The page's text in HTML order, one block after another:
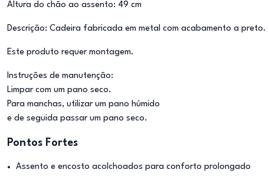
Altura do chão ao assento: 49 cm
Descrição: Cadeira fabricada em metal com acabamento a preto.
Este produto requer montagem.
Instruções de manutenção:
Limpar com um pano seco.
Para manchas, utilizar um pano húmido
e de seguida passar um pano seco.
Pontos Fortes
Assento e encosto acolchoados para conforto prolongado